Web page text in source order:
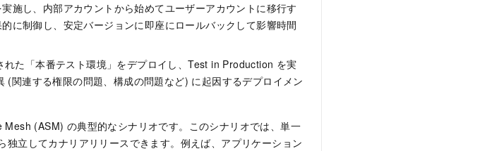
施し、内部アカウントから始めてユーザーアカウントに移行す
に制御し、安定バージョンに即座にロールバックして影響時間
た「本番テスト環境」をデプロイし、Test in Production を実
(関連する権限の問題、構成の問題など) に起因するデプロイメン
Mesh (ASM) の典型的なシナリオです。このシナリオでは、単一
立してカナリアリリースできます。例えば、アプリケーション